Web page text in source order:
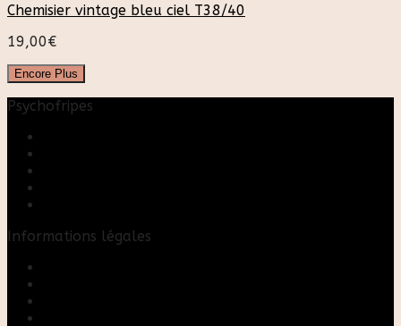
Chemisier vintage bleu ciel T38/40
19,00€
Encore Plus
Psychofripes
Informations légales